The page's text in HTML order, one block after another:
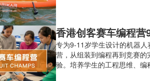
香港创客赛车编程营
专为9-11岁学生设计的机器人
营，从组装到编程再到竞赛的
验。培养学生的工程思维、编